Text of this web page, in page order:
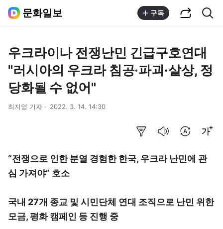
문화일보 구독
우크라이나 전쟁난민 긴급구호연대
"러시아의 우크라 침공·파괴·살상, 정
당화될 수 없어"
최지영 기자 2022. 3. 14. 14:30
“전쟁으로 인한 분열 경험한 한국, 우크라 난민에 관
심 가져야” 호소
국내 27개 종교 및 시민단체 연대 조직으로 난민 위한
모금, 평화 캠페인 등 진행 중